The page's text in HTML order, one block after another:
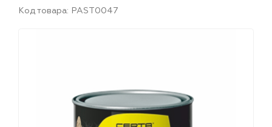
Код товара: PAST0047